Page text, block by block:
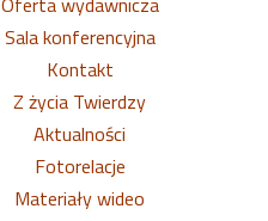
Sala konferencyjna
Kontakt
Z życia Twierdzy
Aktualności
Fotorelacje
Materiały wideo